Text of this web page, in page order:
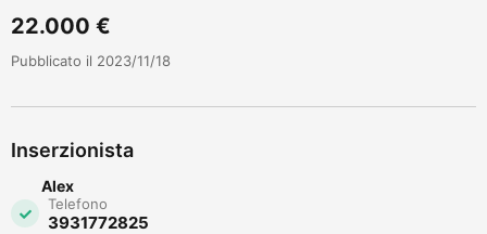
22.000 €
Pubblicato il 2023/11/18
Inserzionista
Alex
Telefono
3931772825